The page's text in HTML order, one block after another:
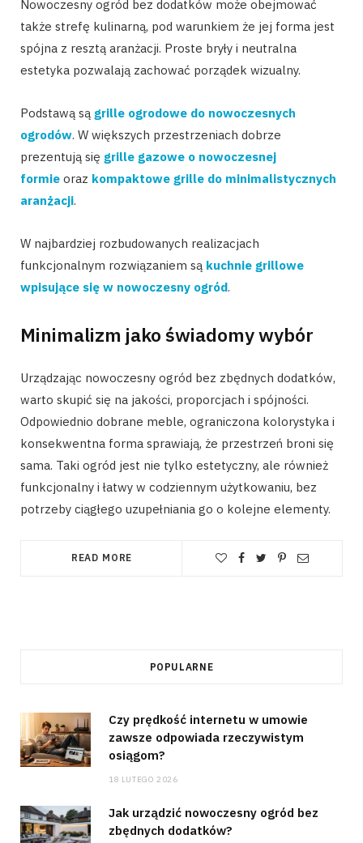
Nowoczesny ogród bez dodatków może obejmować
także strefę kulinarną, pod warunkiem że jej forma jest
spójna z resztą aranżacji. Proste bryły i neutralna
estetyka pozwalają zachować porządek wizualny.
Podstawą są grille ogrodowe do nowoczesnych
ogrodów. W większych przestrzeniach dobrze
prezentują się grille gazowe o nowoczesnej
formie oraz kompaktowe grille do minimalistycznych
aranżacji.
W najbardziej rozbudowanych realizacjach
funkcjonalnym rozwiązaniem są kuchnie grillowe
wpisujące się w nowoczesny ogród.
Minimalizm jako świadomy wybór
Urządzając nowoczesny ogród bez zbędnych dodatków,
warto skupić się na jakości, proporcjach i spójności.
Odpowiednio dobrane meble, ograniczona kolorystyka i
konsekwentna forma sprawiają, że przestrzeń broni się
sama. Taki ogród jest nie tylko estetyczny, ale również
funkcjonalny i łatwy w codziennym użytkowaniu, bez
potrzeby ciągłego uzupełniania go o kolejne elementy.
READ MORE
POPULARNE
Czy prędkość internetu w umowie
zawsze odpowiada rzeczywistym
osiągom?
18 LUTEGO 2026
Jak urządzić nowoczesny ogród bez
zbędnych dodatków?